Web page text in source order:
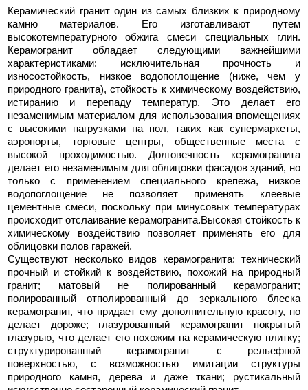
Керамический гранит один из самых близких к природному
камню материалов. Его изготавливают путем
высокотемпературного обжига смеси специальных глин.
Керамогранит обладает следующими важнейшими
характеристиками: исключительная прочность и
износостойкость, низкое водопоглощение (ниже, чем у
природного гранита), стойкость к химическому воздействию,
истиранию и перепаду температур. Это делает его
незаменимым материалом для использования впомещениях
с высокими нагрузками на пол, таких как супермаркеты,
аэропорты, торговые центры, общественные места с
высокой проходимостью. Долговечность керамогранита
делает его незаменимым для облицовки фасадов зданий, но
только с применением специального крепежа, низкое
водопоглощение не позволяет применять клеевые
цементные смеси, поскольку при минусовых температурах
происходит отслаивание керамогранита.Высокая стойкость к
химическому воздействию позволяет применять его для
облицовки полов гаражей.
Существуют несколько видов керамогранита: технический
прочный и стойкий к воздействию, похожий на природный
гранит; матовый не полированный керамогранит;
полированный отполированный до зеркального блеска
керамогранит, что придает ему дополнительную красоту, но
делает дороже; глазурованный керамогранит покрытый
глазурью, что делает его похожим на керамическую плитку;
структурированный керамогранит с рельефной
поверхностью, с возможностью имитации структуры
природного камня, дерева и даже ткани; рустикальный